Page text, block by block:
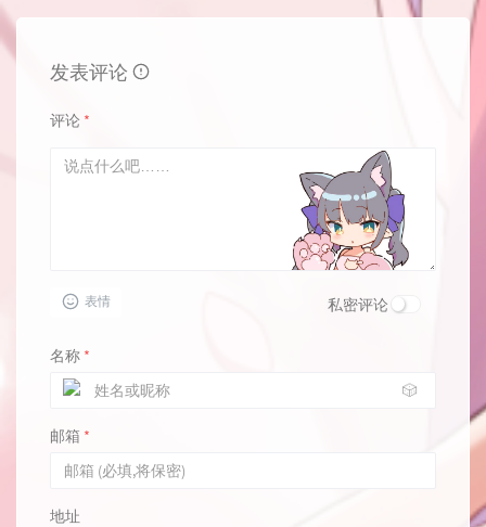
发表评论
评论 *
表情 私密评论
名称 *
🎲
邮箱 *
地址